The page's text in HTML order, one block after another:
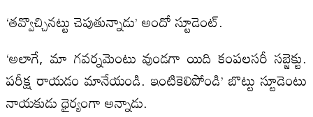
‘తవ్వొచ్చినట్టు చెపుతున్నాడు’ అందో స్టూడెంట్.
‘అలాగే, మా గవర్నమెంటు వుండగా యిది కంపలసరీ సబ్జెక్టు.
పరీక్ష రాయడం మానేయండి. ఇంటికెలిపోండి’ బొట్టు స్టూడెంటు
నాయకుడు ధైర్యంగా అన్నాడు.